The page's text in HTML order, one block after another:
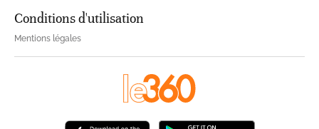
Conditions d'utilisation
Mentions légales